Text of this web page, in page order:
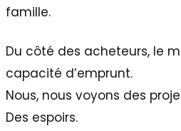
famille.
Du côté des acheteurs, le
capacité d’emprunt.
Nous, nous voyons des
Des espoirs.